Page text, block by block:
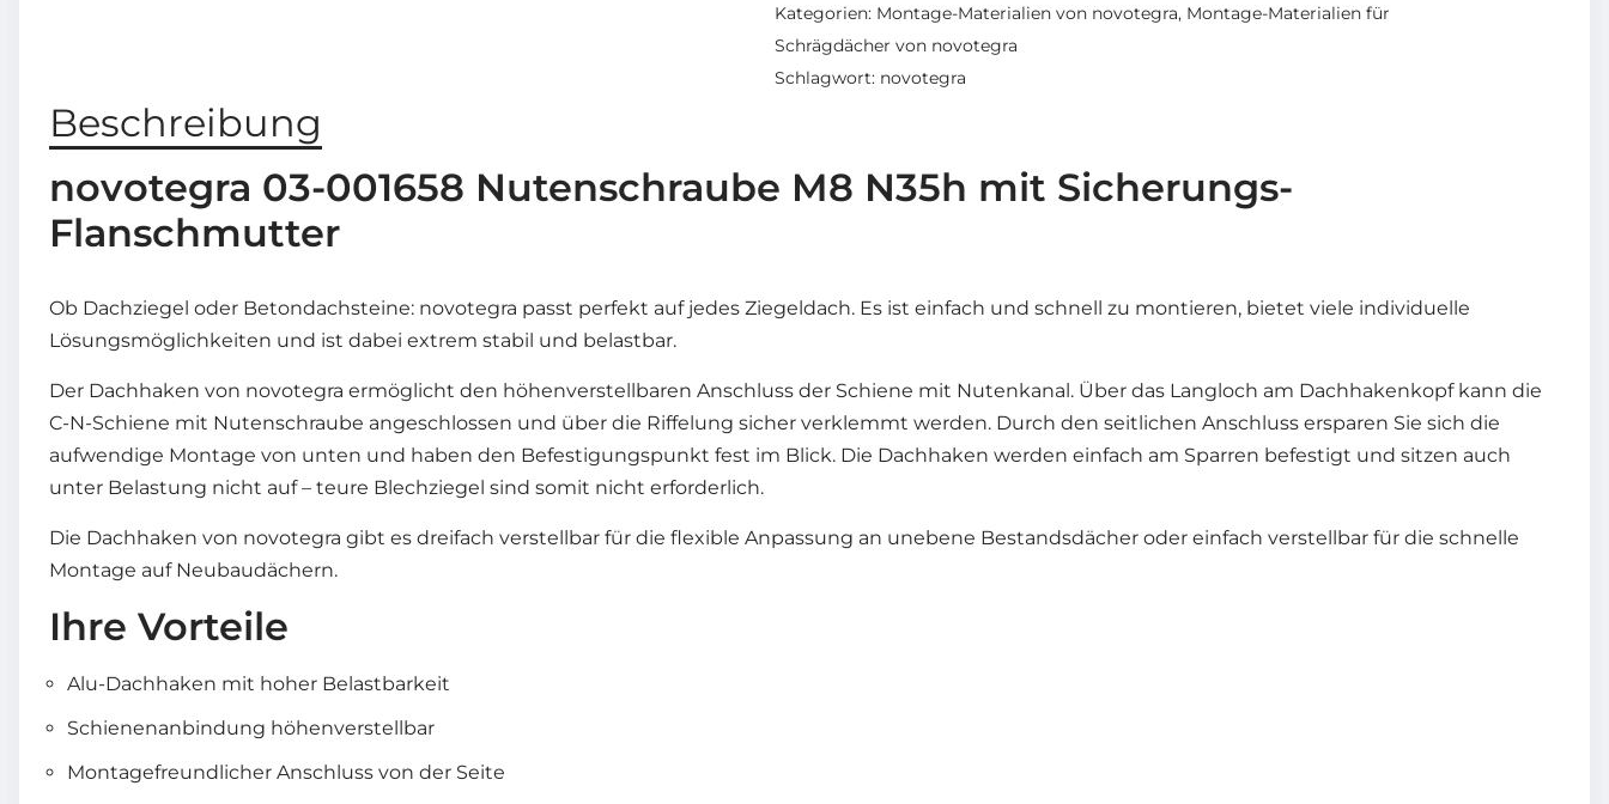
Kategorien: Montage-Materialien von novotegra, Montage-Materialien für
Schrägdächer von novotegra
Schlagwort: novotegra
Beschreibung
novotegra 03-001658 Nutenschraube M8 N35h mit Sicherungs-
Flanschmutter
Ob Dachziegel oder Betondachsteine: novotegra passt perfekt auf jedes Ziegeldach. Es ist einfach und schnell zu montieren, bietet viele individuelle
Lösungsmöglichkeiten und ist dabei extrem stabil und belastbar.
Der Dachhaken von novotegra ermöglicht den höhenverstellbaren Anschluss der Schiene mit Nutenkanal. Über das Langloch am Dachhakenkopf kann die
C-N-Schiene mit Nutenschraube angeschlossen und über die Riffelung sicher verklemmt werden. Durch den seitlichen Anschluss ersparen Sie sich die
aufwendige Montage von unten und haben den Befestigungspunkt fest im Blick. Die Dachhaken werden einfach am Sparren befestigt und sitzen auch
unter Belastung nicht auf – teure Blechziegel sind somit nicht erforderlich.
Die Dachhaken von novotegra gibt es dreifach verstellbar für die flexible Anpassung an unebene Bestandsdächer oder einfach verstellbar für die schnelle
Montage auf Neubaudächern.
Ihre Vorteile
Alu-Dachhaken mit hoher Belastbarkeit
Schienenanbindung höhenverstellbar
Montagefreundlicher Anschluss von der Seite